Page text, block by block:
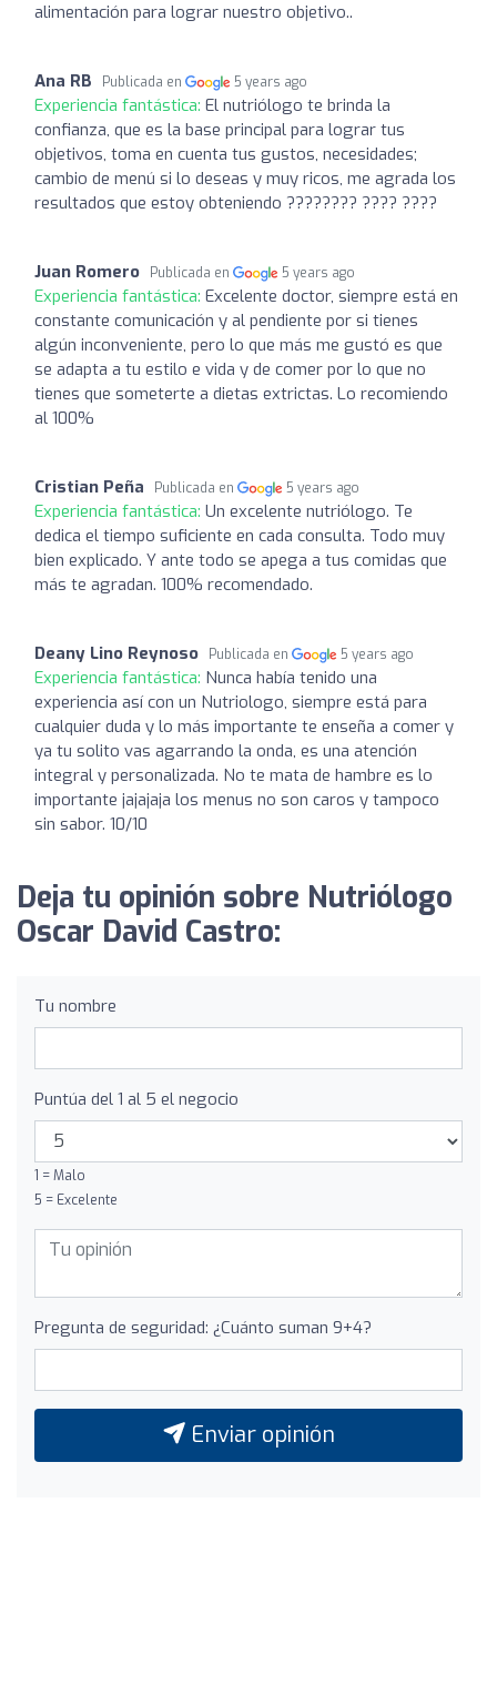
alimentación para lograr nuestro objetivo..
Ana RB Publicada en 5 years ago
Experiencia fantástica: El nutriólogo te brinda la
confianza, que es la base principal para lograr tus
objetivos, toma en cuenta tus gustos, necesidades;
cambio de menú si lo deseas y muy ricos, me agrada los
resultados que estoy obteniendo ???????? ???? ????
Juan Romero Publicada en 5 years ago
Experiencia fantástica: Excelente doctor, siempre está en
constante comunicación y al pendiente por si tienes
algún inconveniente, pero lo que más me gustó es que
se adapta a tu estilo e vida y de comer por lo que no
tienes que someterte a dietas extrictas. Lo recomiendo
al 100%
Cristian Peña Publicada en 5 years ago
Experiencia fantástica: Un excelente nutriólogo. Te
dedica el tiempo suficiente en cada consulta. Todo muy
bien explicado. Y ante todo se apega a tus comidas que
más te agradan. 100% recomendado.
Deany Lino Reynoso Publicada en 5 years ago
Experiencia fantástica: Nunca había tenido una
experiencia así con un Nutriologo, siempre está para
cualquier duda y lo más importante te enseña a comer y
ya tu solito vas agarrando la onda, es una atención
integral y personalizada. No te mata de hambre es lo
importante jajajaja los menus no son caros y tampoco
sin sabor. 10/10
Deja tu opinión sobre Nutriólogo
Oscar David Castro:
Tu nombre
Puntúa del 1 al 5 el negocio
1 = Malo
5 = Excelente
Pregunta de seguridad: ¿Cuánto suman 9+4?
Enviar opinión